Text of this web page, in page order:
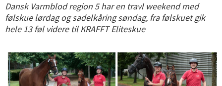
Dansk Varmblod region 5 har en travl weekend med
følskue lørdag og sadelkåring søndag, fra følskuet gik
hele 13 føl videre til KRAFFT Eliteskue